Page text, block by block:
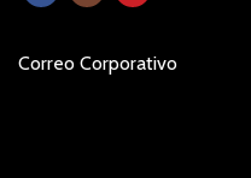
Correo Corporativo